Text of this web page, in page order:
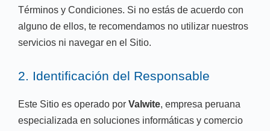
Términos y Condiciones. Si no estás de acuerdo con
alguno de ellos, te recomendamos no utilizar nuestros
servicios ni navegar en el Sitio.
2. Identificación del Responsable
Este Sitio es operado por Valwite, empresa peruana
especializada en soluciones informáticas y comercio